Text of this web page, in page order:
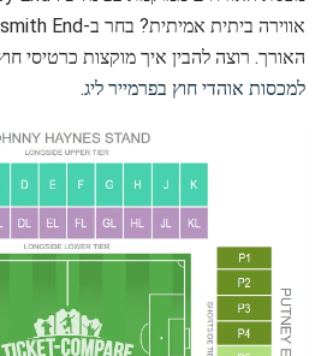
האורך. רוצה להבין איך מוקצות כרטיסי
למכסות אוהדי חוץ בפרמייר ליג.